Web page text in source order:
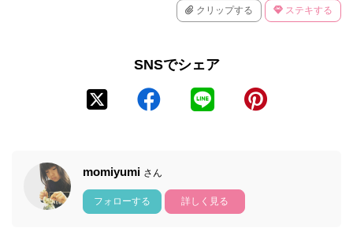
クリップする ステキする
SNSでシェア
momiyumi さん
フォローする 詳しく見る